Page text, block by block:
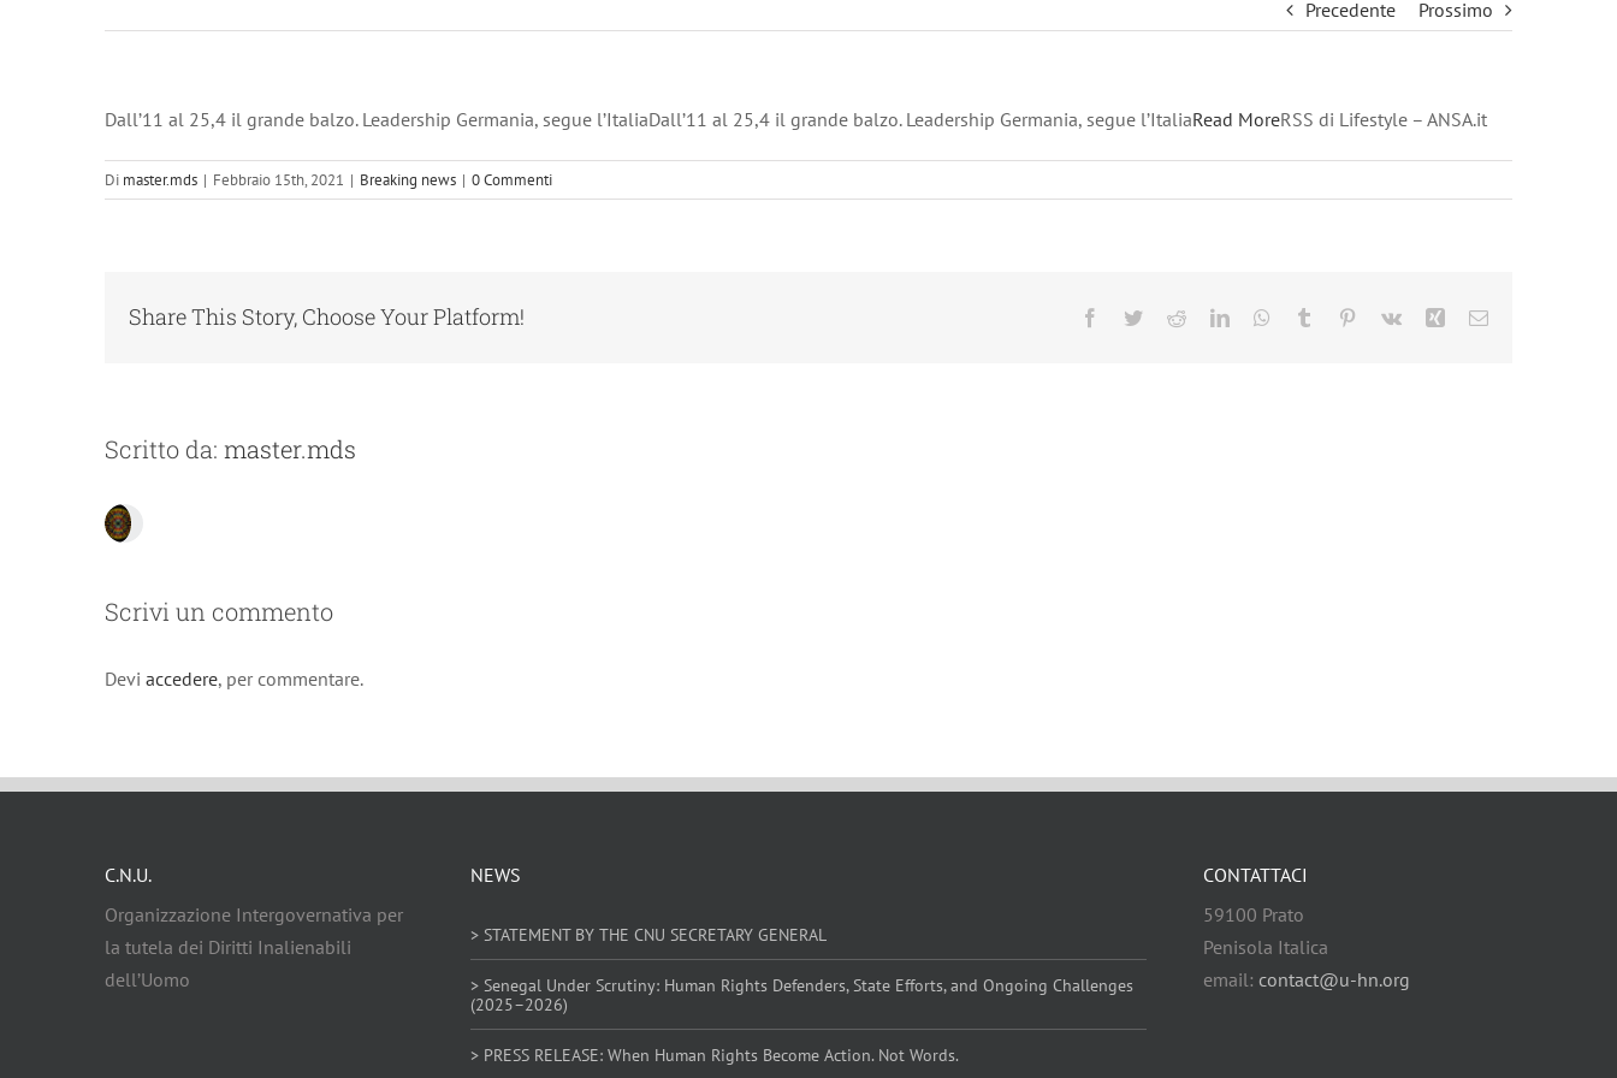
Precedente Prossimo
Dall’11 al 25,4 il grande balzo. Leadership Germania, segue l’ItaliaDall’11 al 25,4 il grande balzo. Leadership Germania, segue l’ItaliaRead MoreRSS di Lifestyle – ANSA.it
Di master.mds | Febbraio 15th, 2021 | Breaking news | 0 Commenti
Share This Story, Choose Your Platform! Facebook
TwitterRedditLinkedInWhatsApp
Tumblr Pinterest
Vk Xing Email
Scritto da: master.mds
Scrivi un commento
Devi accedere, per commentare.
C.N.U.
Organizzazione Intergovernativa per
la tutela dei Diritti Inalienabili
dell’Uomo
NEWS
> STATEMENT BY THE CNU SECRETARY GENERAL
> Senegal Under Scrutiny: Human Rights Defenders, State Efforts, and Ongoing Challenges
(2025–2026)
> PRESS RELEASE: When Human Rights Become Action. Not Words.
CONTATTACI
59100 Prato
Penisola Italica
email: contact@u-hn.org